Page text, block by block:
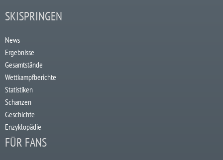
SKISPRINGEN
News
Ergebnisse
Gesamtstände
Wettkampfberichte
Statistiken
Schanzen
Geschichte
Enzyklopädie
FÜR FANS